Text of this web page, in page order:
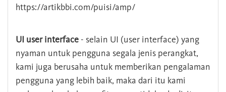
https://artikbbi.com/puisi/amp/
UI user interface - selain UI (user interface) yang
nyaman untuk pengguna segala jenis perangkat,
kami juga berusaha untuk memberikan pengalaman
pengguna yang lebih baik, maka dari itu kami